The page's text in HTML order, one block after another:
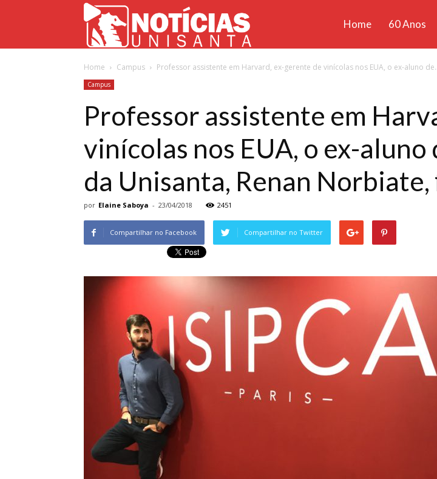
Unisanta
Home 60 Anos
Home Campus Professor assistente em Harvard, ex-gerente de vinícolas nos EUA, o ex-aluno
Campus
Professor assistente em
vinícolas nos EUA, o ex-
da Unisanta, Renan
por Elaine Saboya - 23/04/2018 2451
Compartilhar no Facebook Compartilhar no Twitter